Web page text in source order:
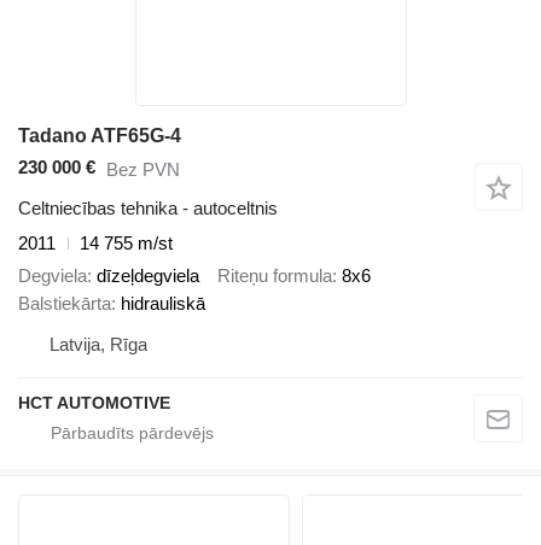
Tadano ATF65G-4
230 000 € Bez PVN
Celtniecības tehnika - autoceltnis
2011
14 755 m/st
Degviela dīzeļdegviela Riteņu formula 8x6
Balstiekārta hidrauliskā
Latvija, Rīga
HCT AUTOMOTIVE